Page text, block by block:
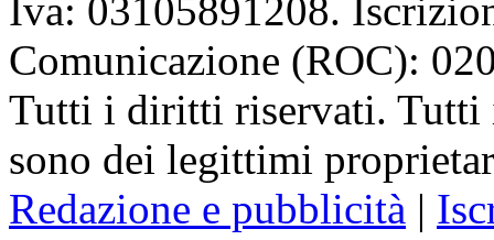
Iva: 03105891208.
Comunicazione (ROC):
Tutti i diritti riservati. Tutti
sono dei legittimi
Redazione e pubblicità |